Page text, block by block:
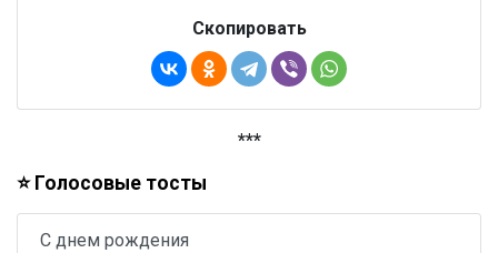
Скопировать
***
⭐ Голосовые тосты
С днем рождения